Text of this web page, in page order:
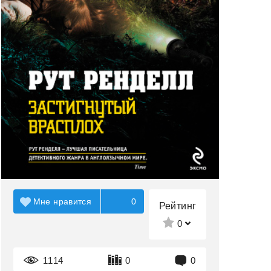
Рейтинг
0
1114 0 0
Мне нравится 0